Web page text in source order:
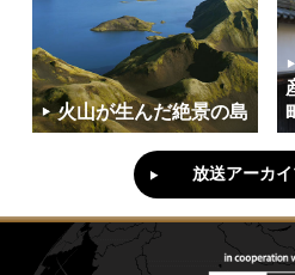
火山が生んだ絶景の島
放送アーカ